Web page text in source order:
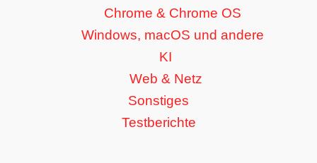
Chrome & Chrome OS
Windows, macOS und andere
KI
Web & Netz
Sonstiges
Testberichte